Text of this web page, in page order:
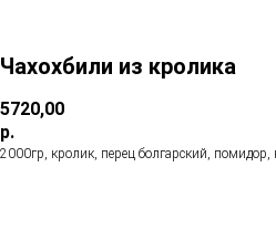
Чахохбили из кролика
5720,00
р.
2000гр, кролик, перец болгарский,